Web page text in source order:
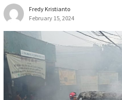
Fredy Kristianto
February 15, 2024